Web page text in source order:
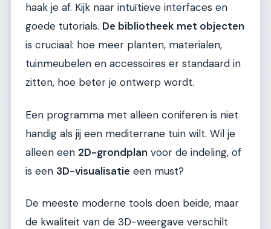
haak je af. Kijk naar intuïtieve interfaces en
goede tutorials. De bibliotheek met objecten
is cruciaal: hoe meer planten, materialen,
tuinmeubelen en accessoires er standaard in
zitten, hoe beter je ontwerp wordt.
Een programma met alleen coniferen is niet
handig als jij een mediterrane tuin wilt. Wil je
alleen een 2D-grondplan voor de indeling, of
is een 3D-visualisatie een must?
De meeste moderne tools doen beide, maar
de kwaliteit van de 3D-weergave verschilt